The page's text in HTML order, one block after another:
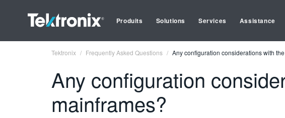
Produits Solutions Services Assistance
Tektronix Frequently Asked Questions Any configuration considerations with
Any configuration
mainframes?